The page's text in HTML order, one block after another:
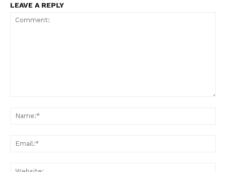
LEAVE A REPLY